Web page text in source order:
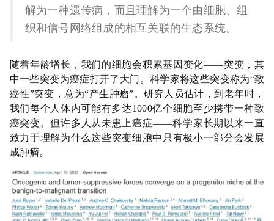
解为一种遗传病，而且理解为一个由细胞、组
织和信号网络组成的相互关联的生态系统。
随着年龄增长，我们的细胞会积累基因变化——突变，其
中一些突变为癌症打开了大门。科学家将这些突变称为“致
癌性”突变，意为“产生肿瘤”。研究人员估计，到老年时，
我们每个人体内可能有多达1000亿个细胞至少携带一种致
癌突变。但许多人从未患上癌症——科学家长期以来一直
致力于理解为什么这些突变细胞中只有极小一部分会发展
成肿瘤。